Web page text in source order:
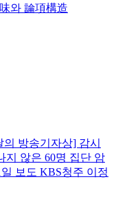
와 論項構造
방송기자상] 감시
지 않은 60명 집단 암
보도 KBS청주 이정